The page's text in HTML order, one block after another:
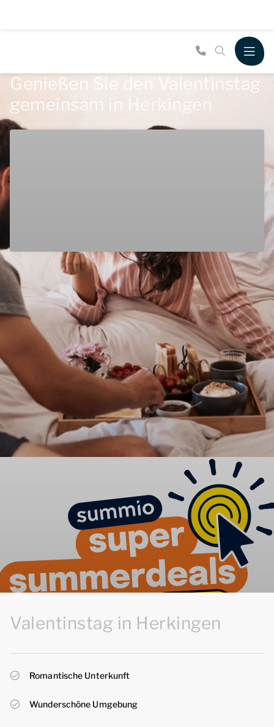
Genießen Sie den Valentinstag
gemeinsam in Herkingen
Valentinstag in Herkingen
Romantische Unterkunft
Wunderschöne Umgebung